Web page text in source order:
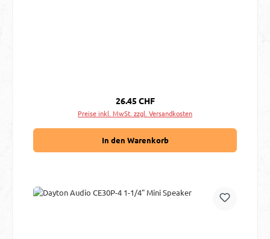
Regulärer Preis:
26.45 CHF
Preise inkl. MwSt. zzgl. Versandkosten
In den Warenkorb